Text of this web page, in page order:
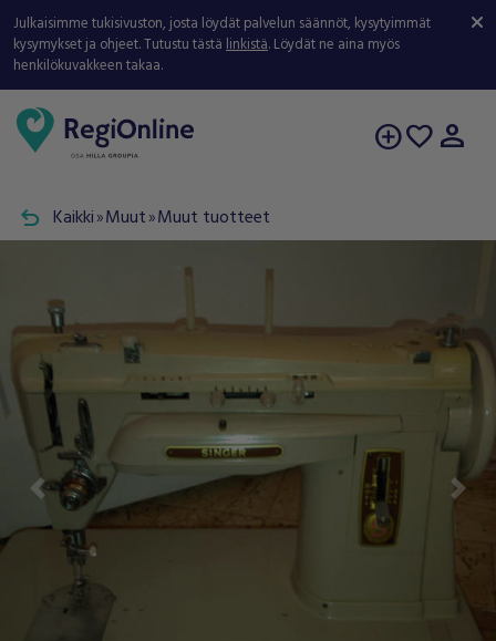
Julkaisimme tukisivuston, josta löydät palvelun säännöt, kysytyimmät
kysymykset ja ohjeet. Tutustu tästälinkistä. Löydät ne aina myös
henkilökuvakkeen takaa.
add_circlefavorite person
undo Kaikki double_arrow Muut double_arrow Muut tuotteet
Previous Next